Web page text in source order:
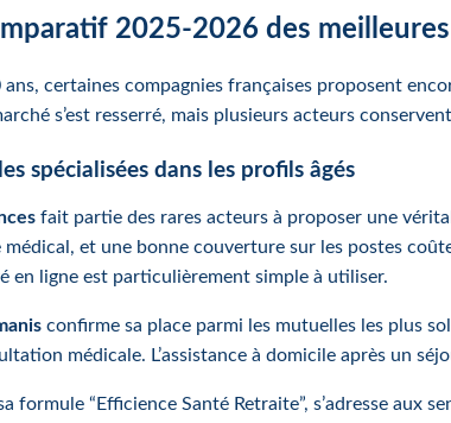
2025-2026 des
certaines compagnies françaises proposent
s’est resserré, mais plusieurs acteurs
spécialisées dans les profils âgés
fait partie des rares acteurs à proposer une
et une bonne couverture sur les postes
en ligne est particulièrement simple à utiliser.
confirme sa place parmi les mutuelles les plus
médicale. L’assistance à domicile après un
formule “Efficience Santé Retraite”, s’adresse